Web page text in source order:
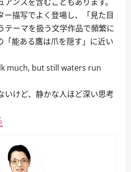
ー描写でよく登場し、「見た目
テーマを扱う文学作品で頻繁に
「能ある鷹は爪を隠す」に近い
much, but still waters run
いけど、静かな人ほど深い思考